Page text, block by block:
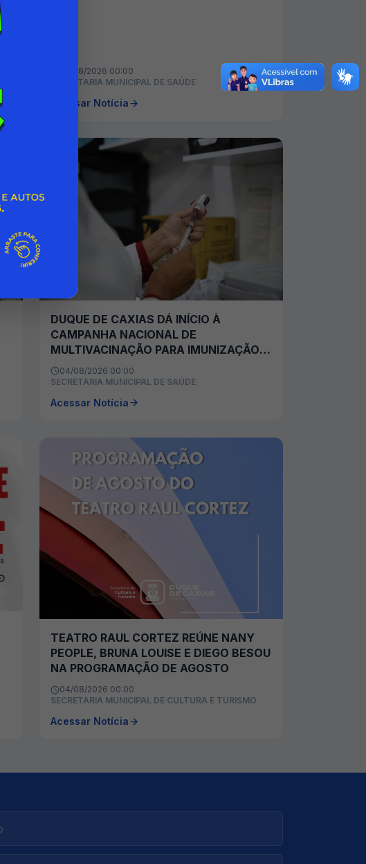
05/08/2026 00:00
SECRETARIA MUNICIPAL DE SAÚDE
Acessar Notícia
DUQUE DE CAXIAS DÁ INÍCIO À
CAMPANHA NACIONAL DE
MULTIVACINAÇÃO PARA IMUNIZAÇÃO
DE CRIANÇAS E ADOLESCENTES
04/08/2026 00:00
SECRETARIA MUNICIPAL DE SAÚDE
Acessar Notícia
TEATRO RAUL CORTEZ REÚNE NANY
PEOPLE, BRUNA LOUISE E DIEGO BESOU
NA PROGRAMAÇÃO DE AGOSTO
04/08/2026 00:00
SECRETARIA MUNICIPAL DE CULTURA E TURISMO
Acessar Notícia